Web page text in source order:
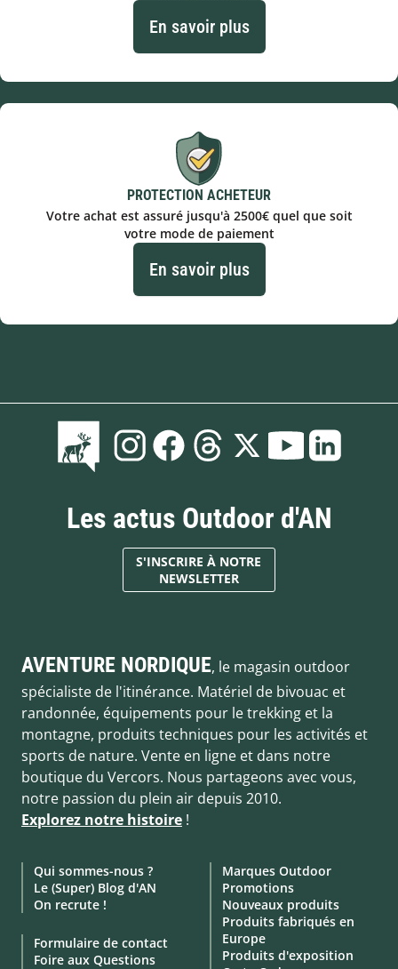
En savoir plus
PROTECTION ACHETEUR
Votre achat est assuré jusqu'à 2500€ quel que soit
votre mode de paiement
En savoir plus
Les actus Outdoor d'AN
S'INSCRIRE À NOTRE
NEWSLETTER
AVENTURE NORDIQUE, le magasin outdoor
spécialiste de l'itinérance. Matériel de bivouac et
randonnée, équipements pour le trekking et la
montagne, produits techniques pour les activités et
sports de nature. Vente en ligne et dans notre
boutique du Vercors. Nous partageons avec vous,
notre passion du plein air depuis 2010.
Explorez notre histoire !
Qui sommes-nous ?
Le (Super) Blog d'AN
On recrute !
Formulaire de contact
Foire aux Questions
Marques Outdoor
Promotions
Nouveaux produits
Produits fabriqués en
Europe
Produits d'exposition